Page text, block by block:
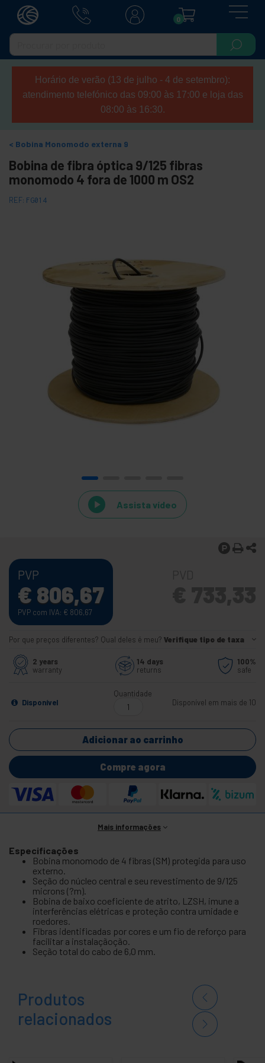
0
Horário de verão (13 de julho - 4 de setembro):
atendimento telefónico das 09:00 às 17:00 e loja das
08:00 às 16:30.
Bobina Monomodo externa 9
Bobina de fibra óptica 9/125 fibras
monomodo 4 fora de 1000 m OS2
REF: FG014
Assista vídeo
PVP
€ 806,67
PVP com IVA: € 806,67
Por que preços diferentes? Qual deles é meu? Verifique tipo de taxa
2 years
warranty
14 days
returns
100%
safe
Disponível
Quantidade
Disponível em mais de 10
Adicionar ao carrinho
Compre agora
Mais informações
Especificações
Bobina monomodo de 4 fibras (SM) protegida para uso
externo.
Seção do núcleo central e seu revestimento de 9/125
microns (?m).
Bobina de baixo coeficiente de atrito, LZSH, imune a
interferências elétricas e proteção contra umidade e
roedores.
Fibras identificadas por cores e um fio de reforço para
facilitar a instalaçãoção.
Seção total do cabo de 6,0 mm.
Produtos
relacionados